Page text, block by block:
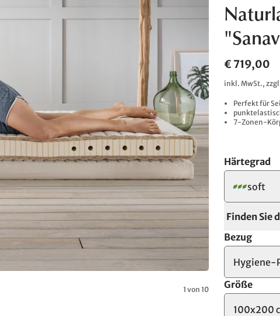
1 von 10
€ 719,00
inkl. MwSt.,
Perfekt für
7-Zonen-
Härtegrad
soft
Finden Sie
Bezug
Hygiene-
Größe
100x200